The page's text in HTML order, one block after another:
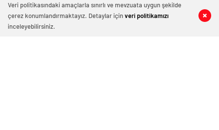
0 0
yönetmen Sevgi Hirschhauser tarafından 'Altın Eller'
isimli belgeselle Altın Portakal Film Festivali'nde
0 0
Veri politikasındaki amaçlarla sınırlı ve mevzuata uygun şekilde
çerez konumlandırmaktayız. Detaylar içinveri politikamızı
inceleyebilirsiniz.